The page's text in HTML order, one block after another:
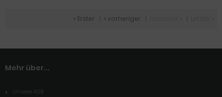
« Erster « vorheriger
Mehr über...
Unsere AGB